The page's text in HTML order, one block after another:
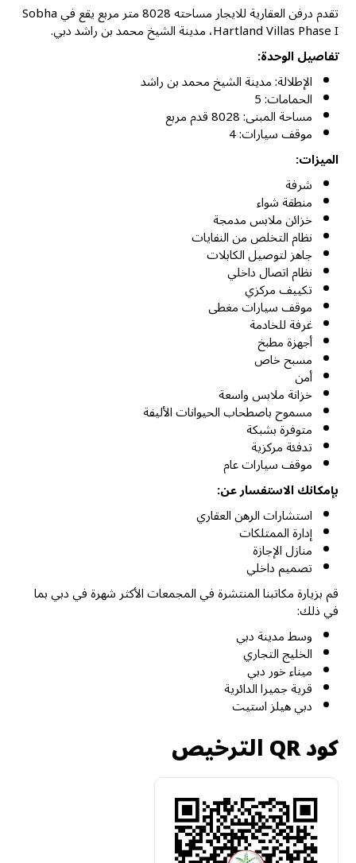
تقدم درفن العقارية للايجار مساحته 8028 متر مربع يقع في Sobha
Hartland Villas Phase I، مدينة الشيخ محمد بن راشد دبي.
تفاصيل الوحدة:
الإطلالة: مدينة الشيخ محمد بن راشد
الحمامات: 5
مساحة المبنى: 8028 قدم مربع
موقف سيارات: 4
الميزات:
شرفة
منطقة شواء
خزائن ملابس مدمجة
نظام التخلص من النفايات
جاهز لتوصيل الكابلات
نظام اتصال داخلي
تكييف مركزي
موقف سيارات مغطى
غرفة للخادمة
أجهزة مطبخ
مسبح خاص
أمن
خزانة ملابس واسعة
مسموح باصطحاب الحيوانات الأليفة
متوفرة بشبكة
تدفئة مركزية
موقف سيارات عام
بإمكانك الاستفسار عن:
استشارات الرهن العقاري
إدارة الممتلكات
منازل الإجازة
تصميم داخلي
قم بزيارة مكاتبنا المنتشرة في المجمعات الأكثر شهرة في دبي بما
في ذلك:
وسط مدينة دبي
الخليج التجاري
ميناء خور دبي
قرية جميرا الدائرية
دبي هيلز استيت
كود QR الترخيص